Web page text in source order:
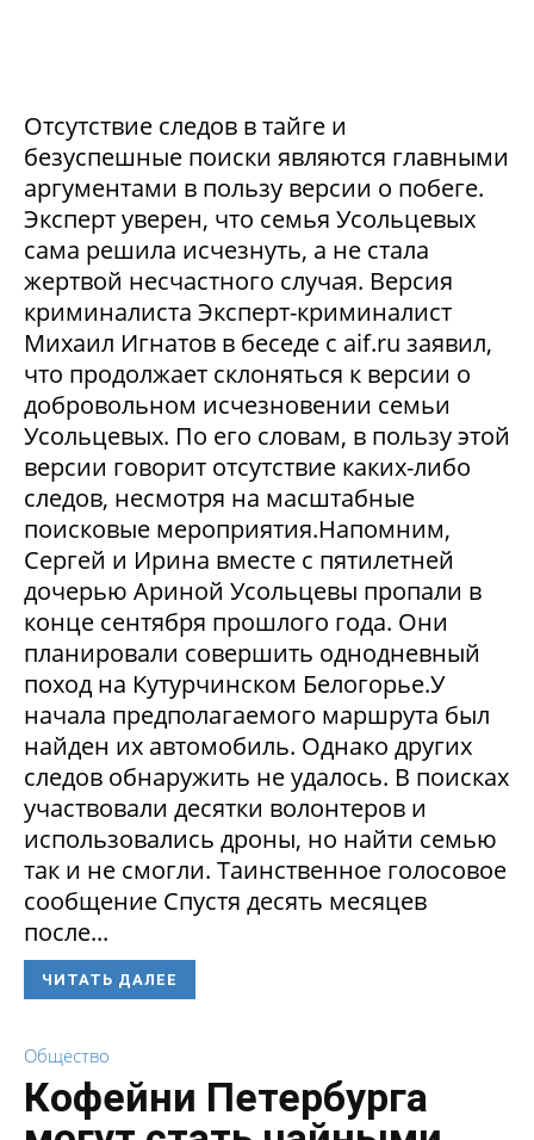
Отсутствие следов в тайге и
безуспешные поиски являются главными
аргументами в пользу версии о побеге.
Эксперт уверен, что семья Усольцевых
сама решила исчезнуть, а не стала
жертвой несчастного случая. Версия
криминалиста Эксперт-криминалист
Михаил Игнатов в беседе с aif.ru заявил,
что продолжает склоняться к версии о
добровольном исчезновении семьи
Усольцевых. По его словам, в пользу этой
версии говорит отсутствие каких-либо
следов, несмотря на масштабные
поисковые мероприятия.Напомним,
Сергей и Ирина вместе с пятилетней
дочерью Ариной Усольцевы пропали в
конце сентября прошлого года. Они
планировали совершить однодневный
поход на Кутурчинском Белогорье.У
начала предполагаемого маршрута был
найден их автомобиль. Однако других
следов обнаружить не удалось. В поисках
участвовали десятки волонтеров и
использовались дроны, но найти семью
так и не смогли. Таинственное голосовое
сообщение Спустя десять месяцев
после...
ЧИТАТЬ ДАЛЕЕ
Общество
Кофейни Петербурга